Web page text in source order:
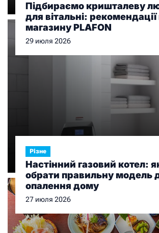
Підбираємо кришталеву
для вітальні: рекомендації
магазину PLAFON
29 июля 2026
Різне
Настінний газовий котел:
обрати правильну модель
опалення дому
27 июля 2026